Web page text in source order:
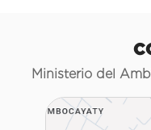
Ministerio del